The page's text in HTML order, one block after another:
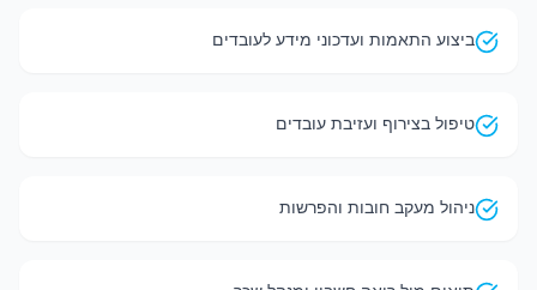
ביצוע התאמות ועדכוני מידע לעובדים
טיפול בצירוף ועזיבת עובדים
ניהול מעקב חובות והפרשות